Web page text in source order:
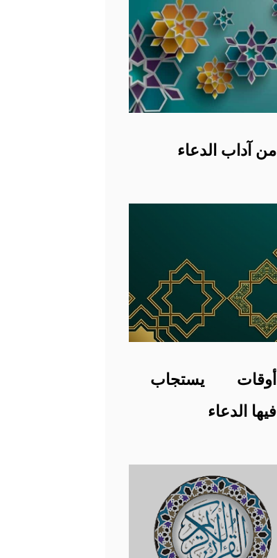
من آداب الدعاء
أوقات يستجاب
فيها الدعاء